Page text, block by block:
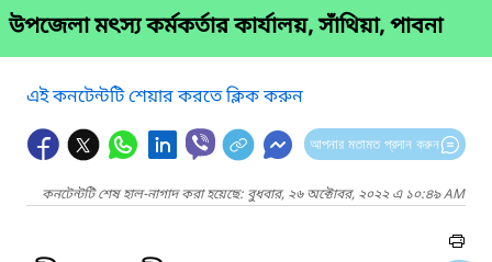
উপজেলা মৎস্য কর্মকর্তার কার্যালয়, সাঁথিয়া, পাবনা
এই কনটেন্টটি শেয়ার করতে ক্লিক করুন
আপনার মতামত প্রদান করুন
কনটেন্টটি শেষ হাল-নাগাদ করা হয়েছে: বুধবার, ২৬ অক্টোবর, ২০২২ এ ১০:৪৯ AM